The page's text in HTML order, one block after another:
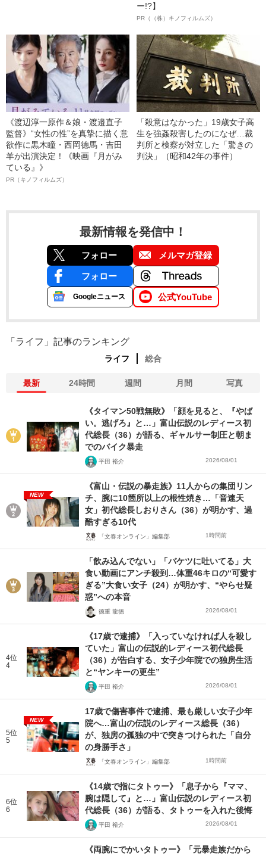
ー!?】
PR（（株）キノフィルムズ）
《渡辺淳一原作＆娘・渡邉直子
監督》“女性の性”を真摯に描く意
欲作に黒木瞳・西岡德馬・吉田
羊が出演決定！《映画『月がみ
ている』》
PR（キノフィルムズ）
「殺意はなかった」19歳女子高
生を強姦殺害したのになぜ…裁
判所と検察が対立した「驚きの
判決」（昭和42年の事件）
最新情報を発信中！
フォロー メルマガ登録
フォロー
Googleニュース 公式YouTube
「ライフ」記事のランキング
ライフ 総合
最新 24時間 週間 月間 写真
《タイマン50戦無敗》「顔を見ると、『やば
い。逃げろ』と…」富山伝説のレディース初
代総長（36）が語る、ギャルサー制圧と朝ま
でのバイク暴走
平田 裕介 2026/08/01
NEW
《富山・伝説の暴走族》11人からの集団リン
チ、腕に10箇所以上の根性焼き…「音速天
女」初代総長しおりさん（36）が明かす、過
酷すぎる10代
「文春オンライン」編集部 1時間前
「飲み込んでない」「バケツに吐いてる」大
食い動画にアンチ殺到…体重46キロの“可愛す
ぎる”大食い女子（24）が明かす、“やらせ疑
惑”への本音
徳重 龍徳 2026/08/01
4位
4
《17歳で逮捕》「入っていなければ人を殺し
ていた」富山の伝説的レディース初代総長
（36）が告白する、女子少年院での独房生活
と“ヤンキーの更生”
平田 裕介 2026/08/01
5位
5
NEW
17歳で傷害事件で逮捕、最も厳しい女子少年
院へ…富山の伝説のレディース総長（36）
が、独房の孤独の中で突きつけられた「自分
の身勝手さ」
「文春オンライン」編集部 1時間前
6位
6
《14歳で指にタトゥー》「息子から『ママ、
腕は隠して』と…」富山伝説のレディース初
代総長（36）が語る、タトゥーを入れた後悔
平田 裕介 2026/08/01
《両腕にでかいタトゥー》「元暴走族だから